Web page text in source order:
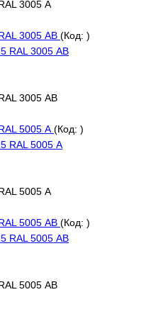
3005 А
3005 АВ (Код: )
3005 АВ
5005 А (Код: )
5005 А
5005 АВ (Код: )
5005 АВ